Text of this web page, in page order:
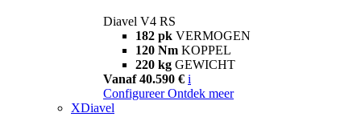
Diavel V4 RS
182 pk VERMOGEN
120 Nm KOPPEL
220 kg GEWICHT
Vanaf 40.590 € i
Configureer Ontdek meer
XDiavel